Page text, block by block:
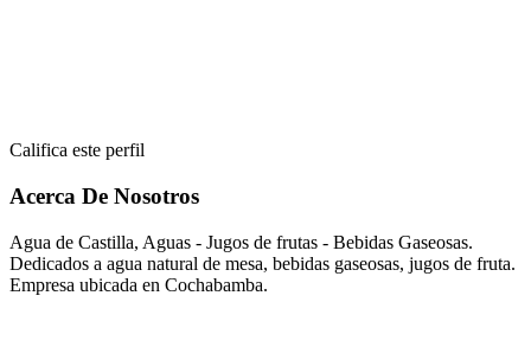
Califica este perfil
Acerca De Nosotros
Agua de Castilla, Aguas - Jugos de frutas - Bebidas Gaseosas.
Dedicados a agua natural de mesa, bebidas gaseosas, jugos de fruta.
Empresa ubicada en Cochabamba.